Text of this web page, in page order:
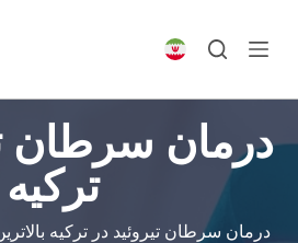
درمان سرطان
ترکیه
درمان سرطان تیروئید در ترکیه